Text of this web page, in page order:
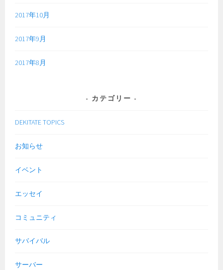
2017年10月
2017年9月
2017年8月
カテゴリー
DEKITATE TOPICS
お知らせ
イベント
エッセイ
コミュニティ
サバイバル
サーバー